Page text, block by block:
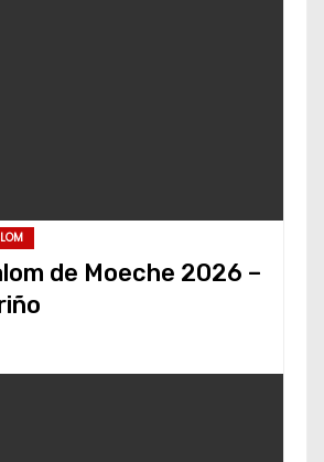
de Moeche 2026 –